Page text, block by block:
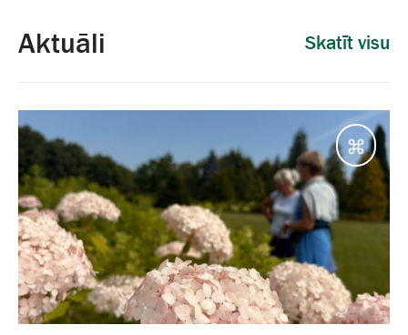
Aktuāli Skatīt visu